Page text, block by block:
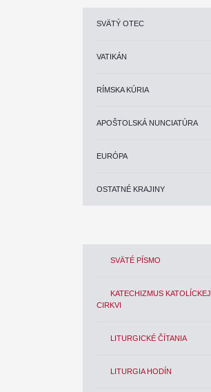
SVÄTÝ OTEC
VATIKÁN
RÍMSKA KÚRIA
APOŠTOLSKÁ NUNCIATÚRA
EURÓPA
OSTATNÉ KRAJINY
SVÄTÉ PÍSMO
KATECHIZMUS KATOLÍCKEJ
CIRKVI
LITURGICKÉ ČÍTANIA
LITURGIA HODÍN